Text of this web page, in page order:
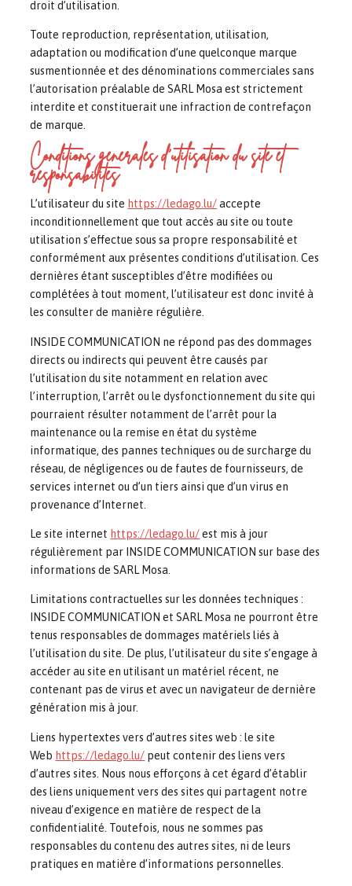
droit d’utilisation.
Toute reproduction, représentation, utilisation,
adaptation ou modification d’une quelconque marque
susmentionnée et des dénominations commerciales sans
l’autorisation préalable de SARL Mosa est strictement
interdite et constituerait une infraction de contrefaçon
de marque.
Conditions générales d’utilisation du site et
responsabilités
L’utilisateur du site https://ledago.lu/accepte
inconditionnellement que tout accès au site ou toute
utilisation s’effectue sous sa propre responsabilité et
conformément aux présentes conditions d’utilisation. Ces
dernières étant susceptibles d’être modifiées ou
complétées à tout moment, l’utilisateur est donc invité à
les consulter de manière régulière.
INSIDE COMMUNICATION ne répond pas des dommages
directs ou indirects qui peuvent être causés par
l’utilisation du site notamment en relation avec
l’interruption, l’arrêt ou le dysfonctionnement du site qui
pourraient résulter notamment de l’arrêt pour la
maintenance ou la remise en état du système
informatique, des pannes techniques ou de surcharge du
réseau, de négligences ou de fautes de fournisseurs, de
services internet ou d’un tiers ainsi que d’un virus en
provenance d’Internet.
Le site internet https://ledago.lu/est mis à jour
régulièrement par INSIDE COMMUNICATION sur base des
informations de SARL Mosa.
Limitations contractuelles sur les données techniques :
INSIDE COMMUNICATION et SARL Mosa ne pourront être
tenus responsables de dommages matériels liés à
l’utilisation du site. De plus, l’utilisateur du site s’engage à
accéder au site en utilisant un matériel récent, ne
contenant pas de virus et avec un navigateur de dernière
génération mis à jour.
Liens hypertextes vers d’autres sites web : le site
Web https://ledago.lu/ peut contenir des liens vers
d’autres sites. Nous nous efforçons à cet égard d’établir
des liens uniquement vers des sites qui partagent notre
niveau d’exigence en matière de respect de la
confidentialité. Toutefois, nous ne sommes pas
responsables du contenu des autres sites, ni de leurs
pratiques en matière d’informations personnelles.